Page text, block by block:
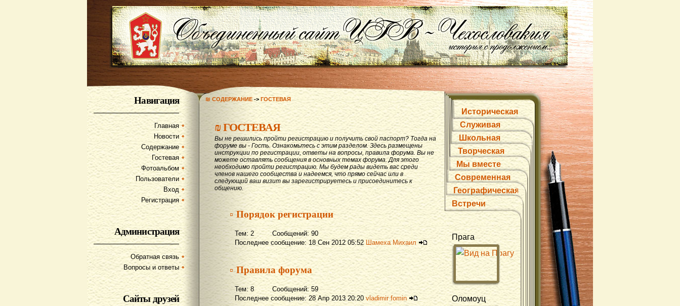
Навигация
Главная
Новости
Содержание
Гостевая
Фотоальбом
Пользователи
Вход
Регистрация
Администрация
Обратная связь
Вопросы и ответы
Сайты друзей
₪ СОДЕРЖАНИЕ -> ГОСТЕВАЯ
₪ГОСТЕВАЯ
Вы не решились пройти регистрацию и получить свой паспорт? Тогда на
форуме вы - Гость. Ознакомьтесь с этим разделом. Здесь размещены
инструкции по регистрации, ответы на вопросы, правила форума. Вы не
можете оставлять сообщения в основных темах форума. Для этого
необходимо пройти регистрацию. Мы будем рады видеть вас среди
членов нашего сообщества и надеемся, что прямо сейчас или в
следующий ваш визит вы зарегистрируетесь и присоединитесь к
общению.
▫ Порядок регистрации
Тем: 2 Сообщений: 90
Последнее сообщение: 18 Сен 2012 05:52 Шамеха Михаил
▫ Правила форума
Тем: 8 Сообщений: 59
Последнее сообщение: 28 Апр 2013 20:20 vladimir fomin
Историческая
Служивая
Школьная
Творческая
Мы вместе
Современная
Географическая
Встречи
Прага
Оломоуц